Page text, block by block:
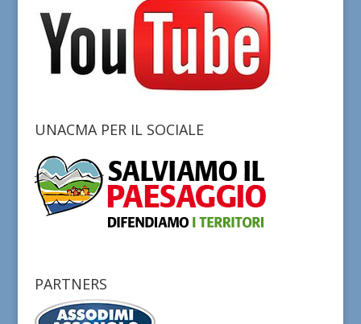
UNACMA PER IL SOCIALE
PARTNERS